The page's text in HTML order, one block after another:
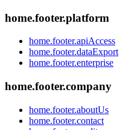
home.footer.platform
home.footer.apiAccess
home.footer.dataExport
home.footer.enterprise
home.footer.company
home.footer.aboutUs
home.footer.contact